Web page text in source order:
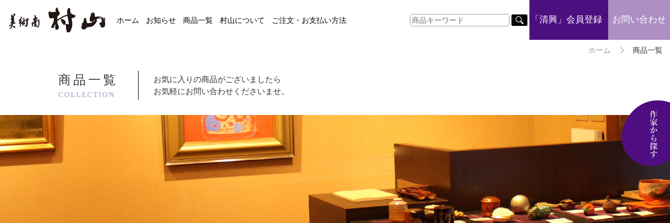
ホーム お知らせ 商品一覧 村山について ご注文・お支払い方法 「清興」会員登録 お問い合わせ
ホーム 商品一覧
商品一覧
COLLECTION
お気に入りの商品がございましたら
お気軽にお問い合わせくださいませ。